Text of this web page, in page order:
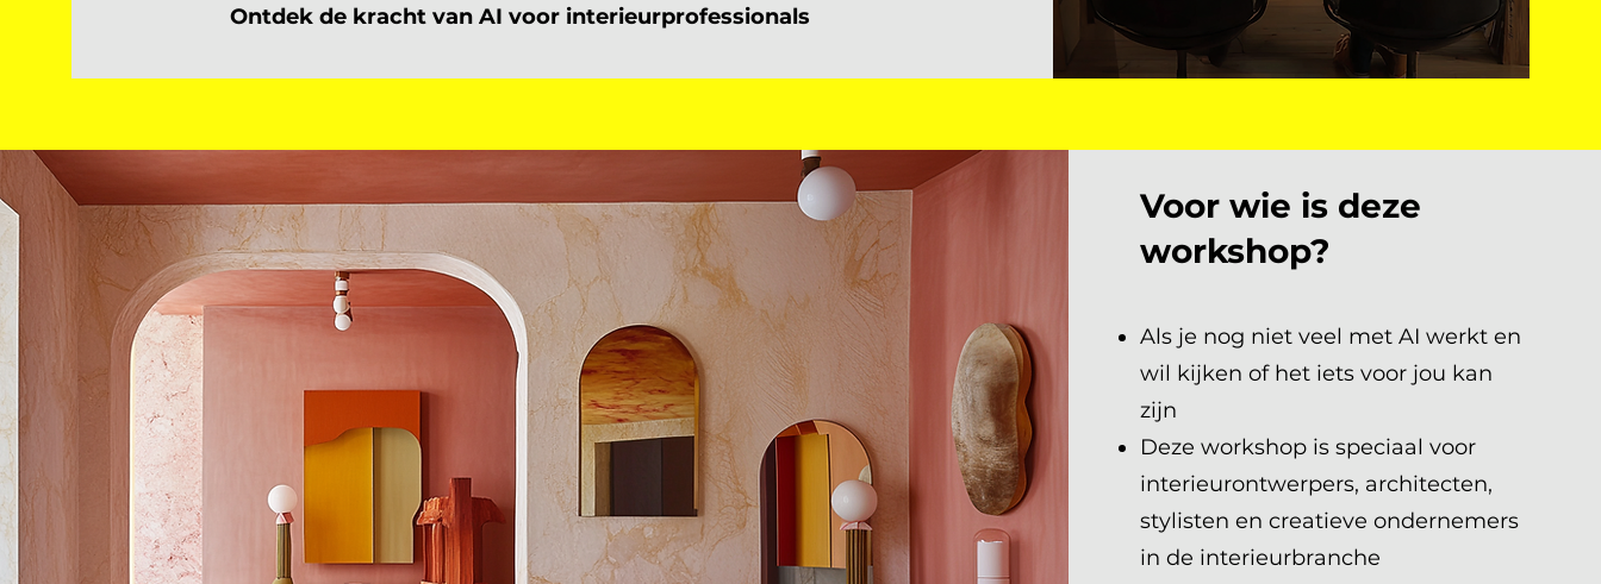
Ontdek de kracht van AI voor interieurprofessionals
Voor wie is deze
workshop?
Als je nog niet veel met AI werkt en
wil kijken of het iets voor jou kan
zijn
Deze workshop is speciaal voor
interieurontwerpers, architecten,
stylisten en creatieve ondernemers
in de interieurbranche